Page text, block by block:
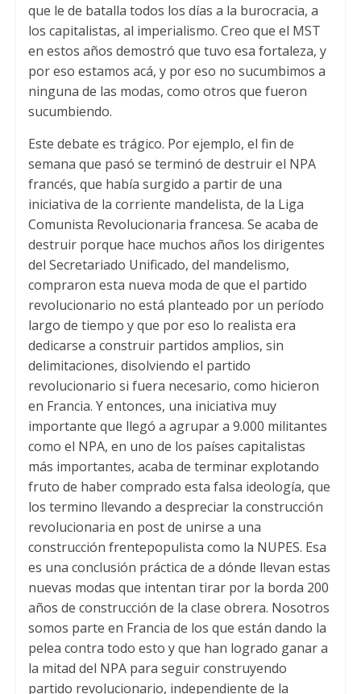
que le de batalla todos los días a la burocracia, a
los capitalistas, al imperialismo. Creo que el MST
en estos años demostró que tuvo esa fortaleza, y
por eso estamos acá, y por eso no sucumbimos a
ninguna de las modas, como otros que fueron
sucumbiendo.
Este debate es trágico. Por ejemplo, el fin de
semana que pasó se terminó de destruir el NPA
francés, que había surgido a partir de una
iniciativa de la corriente mandelista, de la Liga
Comunista Revolucionaria francesa. Se acaba de
destruir porque hace muchos años los dirigentes
del Secretariado Unificado, del mandelismo,
compraron esta nueva moda de que el partido
revolucionario no está planteado por un período
largo de tiempo y que por eso lo realista era
dedicarse a construir partidos amplios, sin
delimitaciones, disolviendo el partido
revolucionario si fuera necesario, como hicieron
en Francia. Y entonces, una iniciativa muy
importante que llegó a agrupar a 9.000 militantes
como el NPA, en uno de los países capitalistas
más importantes, acaba de terminar explotando
fruto de haber comprado esta falsa ideología, que
los termino llevando a despreciar la construcción
revolucionaria en post de unirse a una
construcción frentepopulista como la NUPES. Esa
es una conclusión práctica de a dónde llevan estas
nuevas modas que intentan tirar por la borda 200
años de construcción de la clase obrera. Nosotros
somos parte en Francia de los que están dando la
pelea contra todo esto y que han logrado ganar a
la mitad del NPA para seguir construyendo
partido revolucionario, independiente de la